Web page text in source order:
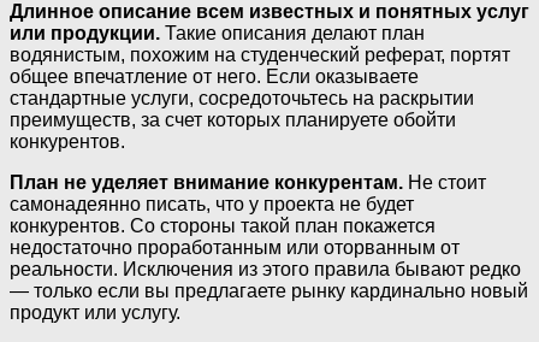
Длинное описание всем известных и понятных услуг
или продукции. Такие описания делают план
водянистым, похожим на студенческий реферат, портят
общее впечатление от него. Если оказываете
стандартные услуги, сосредоточьтесь на раскрытии
преимуществ, за счет которых планируете обойти
конкурентов.
План не уделяет внимание конкурентам. Не стоит
самонадеянно писать, что у проекта не будет
конкурентов. Со стороны такой план покажется
недостаточно проработанным или оторванным от
реальности. Исключения из этого правила бывают редко
— только если вы предлагаете рынку кардинально новый
продукт или услугу.